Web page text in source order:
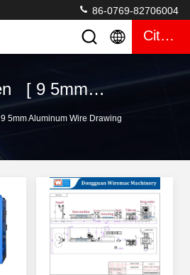
86-0769-82706004
Citaat
Sleutelwoorden [ 9 5mm aluminum wire drawing machine ] Gelijke 19 producten
9 5mm Aluminum Wire Drawing